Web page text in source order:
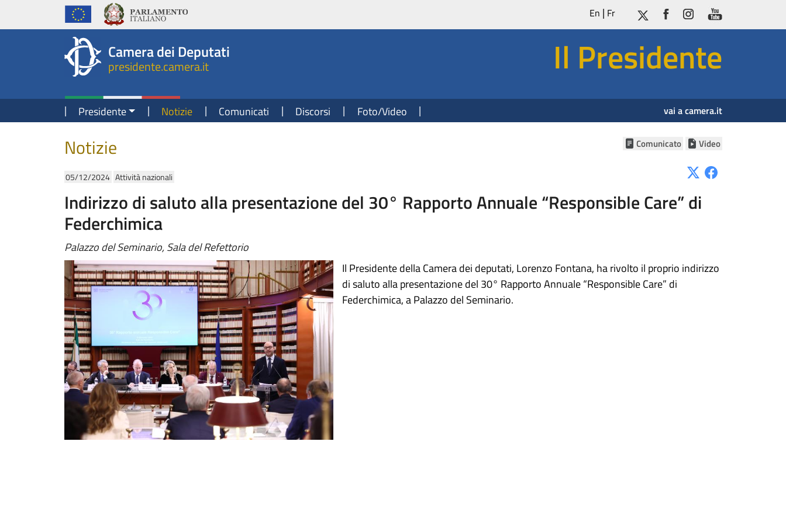
Presidente della Camera dei Deputati
Salta al contenuto principale
Salta al menu di navigazione En Fr
Camera dei Deputati
presidente.camera.it Il Presidente
Navigazione principale
Presidente Notizie Comunicati Discorsi Foto/Video vai a camera.it
Notizie
05/12/2024 Attività nazionali
Indirizzo di saluto alla presentazione del 30° Rapporto Annuale “Responsible Care” di
Federchimica
Palazzo del Seminario, Sala del Refettorio
Il Presidente della Camera dei deputati, Lorenzo Fontana, ha rivolto il proprio indirizzo
di saluto alla presentazione del 30° Rapporto Annuale “Responsible Care” di
Federchimica, a Palazzo del Seminario.
Comunicato Video
Fine contenuto
Navigazione pagine di servizio
Fine pagina
Salta al contenuto principale
Salta al menu di navigazione
Vai a inizio pagina